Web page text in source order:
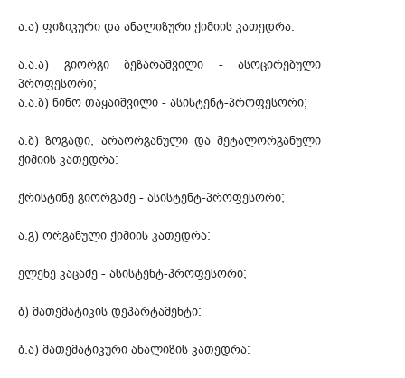
ა.ა) ფიზიკური და ანალიზური ქიმიის კათედრა:
ა.ა.ა) გიორგი ბეზარაშვილი - ასოცირებული
პროფესორი;
ა.ა.ბ) ნინო თაყაიშვილი - ასისტენტ-პროფესორი;
ა.ბ) ზოგადი, არაორგანული და მეტალორგანული
ქიმიის კათედრა:
ქრისტინე გიორგაძე - ასისტენტ-პროფესორი;
ა.გ) ორგანული ქიმიის კათედრა:
ელენე კაცაძე - ასისტენტ-პროფესორი;
ბ) მათემატიკის დეპარტამენტი:
ბ.ა) მათემატიკური ანალიზის კათედრა: